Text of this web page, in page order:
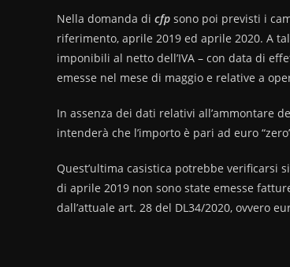
Nella domanda di cfp sono poi previsti i
riferimento, aprile 2019 ed aprile 2020. A
imponibili al netto dell’IVA – con data di
emesse nel mese di maggio e relative a
In assenza dei dati relativi all’ammontare
intenderà che l’importo è pari ad euro
Quest’ultima casistica potrebbe verificarsi
di aprile 2019 non sono state emesse
dall’attuale art. 28 del DL34/2020, ovvero